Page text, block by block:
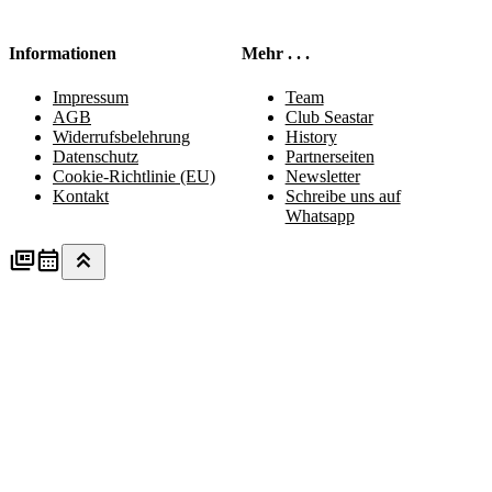
Informationen
Impressum
AGB
Widerrufsbelehrung
Datenschutz
Cookie-Richtlinie (EU)
Kontakt
Mehr . . .
Team
Club Seastar
History
Partnerseiten
Newsletter
Schreibe uns auf
Whatsapp